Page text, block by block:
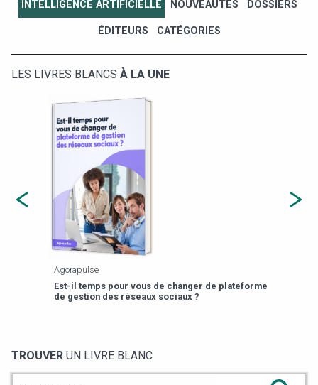
INTELLIGENCE ARTIFICIELLE NOUVEAUTÉS DOSSIERS
ÉDITEURS CATÉGORIES
LES LIVRES BLANCS À LA UNE
Agorapulse
Est-il temps pour vous de changer de plateforme
de gestion des réseaux sociaux ?
TROUVER UN LIVRE BLANC